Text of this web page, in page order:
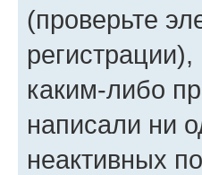
(проверьте
каким-либо
написали ни
неактивных